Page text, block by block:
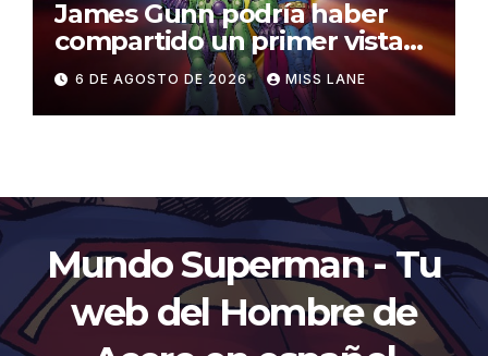
James Gunn podría haber
compartido un primer vistazo
al traje de Brainiac
6 DE AGOSTO DE 2026 MISS LANE
Mundo Superman - Tu
web del Hombre de